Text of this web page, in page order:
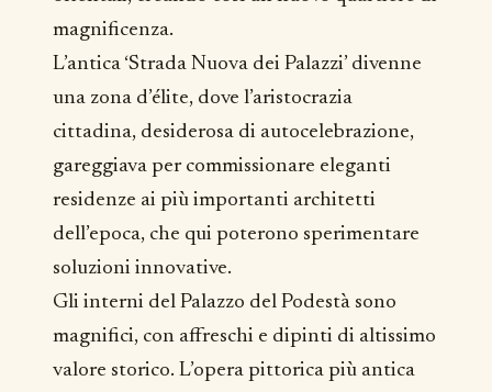
magnificenza.
L’antica ‘Strada Nuova dei Palazzi’ divenne
una zona d’élite, dove l’aristocrazia
cittadina, desiderosa di autocelebrazione,
gareggiava per commissionare eleganti
residenze ai più importanti architetti
dell’epoca, che qui poterono sperimentare
soluzioni innovative.
Gli interni del Palazzo del Podestà sono
magnifici, con affreschi e dipinti di altissimo
valore storico. L’opera pittorica più antica